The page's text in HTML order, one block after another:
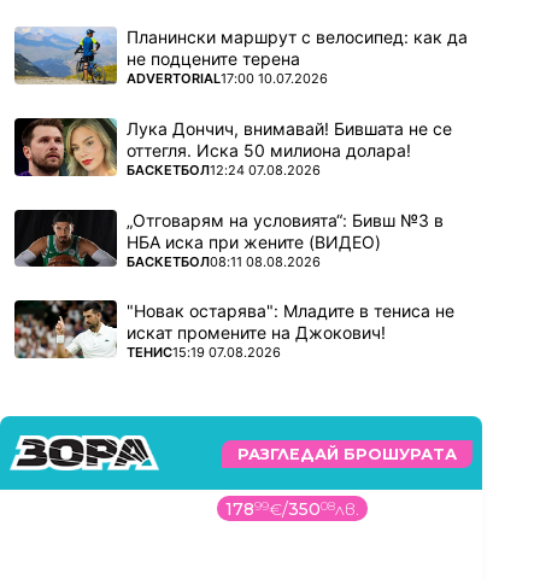
Планински маршрут с велосипед: как да
не подцените терена
ПОВЕЧЕ ОТ
ADVERTORIAL17:00 10.07.2026
Лука Дончич, внимавай! Бившата не се
оттегля. Иска 50 милиона долара!
ПОВЕЧЕ ОТ
БАСКЕТБОЛ12:24 07.08.2026
„Отговарям на условията“: Бивш №3 в
НБА иска при жените (ВИДЕО)
ПОВЕЧЕ ОТ
БАСКЕТБОЛ08:11 08.08.2026
"Новак остарява": Младите в тениса не
искат промените на Джокович!
ПОВЕЧЕ ОТ
ТЕНИС15:19 07.08.2026
РАЗГЛЕДАЙ БРОШУРАТА
1499€/2932лв.